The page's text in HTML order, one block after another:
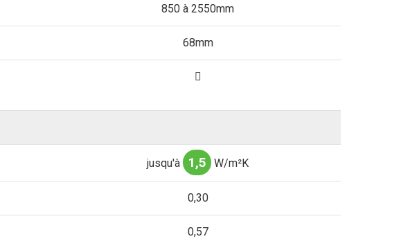
850 à 2550mm
68mm
jusqu'à 1,5 W/m²K
0,30
0,57